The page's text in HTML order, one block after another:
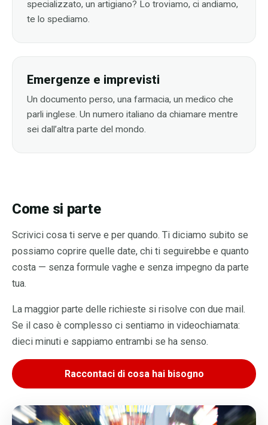
specializzato, un artigiano? Lo troviamo, ci andiamo,
te lo spediamo.
Emergenze e imprevisti
Un documento perso, una farmacia, un medico che
parli inglese. Un numero italiano da chiamare mentre
sei dall’altra parte del mondo.
Come si parte
Scrivici cosa ti serve e per quando. Ti diciamo subito se
possiamo coprire quelle date, chi ti seguirebbe e quanto
costa — senza formule vaghe e senza impegno da parte
tua.
La maggior parte delle richieste si risolve con due mail.
Se il caso è complesso ci sentiamo in videochiamata:
dieci minuti e sappiamo entrambi se ha senso.
Raccontaci di cosa hai bisogno